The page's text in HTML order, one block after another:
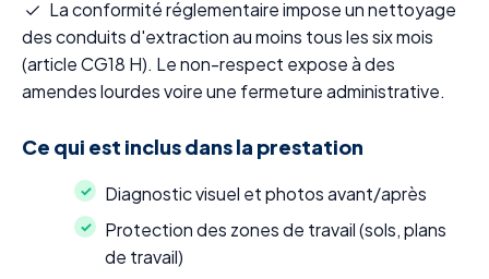
La conformité réglementaire impose un nettoyage
des conduits d'extraction au moins tous les six mois
(article CG18 H). Le non-respect expose à des
amendes lourdes voire une fermeture administrative.
Ce qui est inclus dans la prestation
Diagnostic visuel et photos avant/après
Protection des zones de travail (sols, plans
de travail)